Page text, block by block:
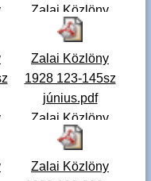
Zalai Közlöny
1928. 050-075.
...
Zalai Közlöny
1928 123-145sz
június.pdf
Zalai Közlöny
1928. 123-145.
Zalai Közlöny